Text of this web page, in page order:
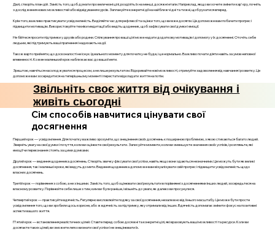
Далі, створіть план дій. Замість того, щоб думати про величезні цілі, розділіть їх на менші, досяжні етапи. Наприклад, якщо ви хочете змінити кар'єру, почніть
з дослідження нових можливостей або відвідування курсів. Заплануйте конкретні дії на найближчі дні та тижні, щоб рухатися вперед.
Крім того, важливо практикувати усвідомленість. Виділяйте час для рефлексії та оцінки того, що ви вже досягли. Це допоможе вам побачити прогрес і
підвищити мотивацію. Використовуйте техніки медитації або ведіть щоденник, щоб зафіксувати свої думки і емоції.
Не бійтеся просити підтримки у друзів або родини. Спілкування про ваші цілі може надати додаткову мотивацію і допомогу у їх досягненні. Оточіть себе
людьми, які підтримують ваші прагнення і надихають на дії.
Також варто прийняти, що досконалості не існує. Ідеального моменту для початку не буде, і це нормально. Важливо почати діяти навіть за умов неповної
впевненості. Кожен маленький крок наближає вас до вашої мети.
Зрештою, навчіться насолоджуватися процесом, а не лише результатом. Відкривайте нові можливості, отримуйте задоволення від навчання і розвитку. Це
допоможе вам зосередитися на теперішньому моменті і перестати відкладати життя на потім.
Звільніть своє життя від очікування і
живіть сьогодні
Сім способів навчитися цінувати свої
досягнення
Перший крок — усвідомлення. Для початку важливо зрозуміти, що знецінення своїх досягнень є поширеною проблемою, з якою стикаються багато людей.
Зверніть увагу на свої думки і почуття, коли ви оцінюєте свої результати. Записуйте моменти, коли ви зменшуєте значення своїх успіхів, і розгляньте, які
емоції чи переконання стоять за цими думками.
Другий крок — ведення щоденника досягнень. Створіть звичку фіксувати свої успіхи, навіть якщо вони здаються незначними. Це можуть бути як великі
досягнення, так і маленькі кроки, які ведуть до мети. Ведення щоденника допоможе вам візуалізувати свій прогрес і підвищити усвідомленість щодо
власних досягнень.
Третій крок — порівняння з собою, а не з іншими. Замість того, щоб оцінювати свої результати в порівнянні з досягненнями інших людей, зосередьтеся на
власному розвитку. Порівнюйте себе лише з тим, ким ви були раніше, і візьміть до уваги, як далеко ви просунулися.
Четвертий крок — практикуйте вдячність. Регулярно висловлюйте подяку за свої досягнення, незалежно від їхнього масштабу. Це може бути просте
усвідомлення того, що ви зробили щось корисне, або ж вдячність за підтримку, яку отримали від інших. Вдячність допомагає змінити фокус на позитивні
аспекти вашого життя.
П'ятий крок — встановлення реалістичних цілей. Ставте перед собою досяжні та конкретні цілі, які враховують ваші можливості та ресурси. Коли ви
досягаєте таких цілей, ви зможете легко визнати свої успіхи і не знецінювати їх.